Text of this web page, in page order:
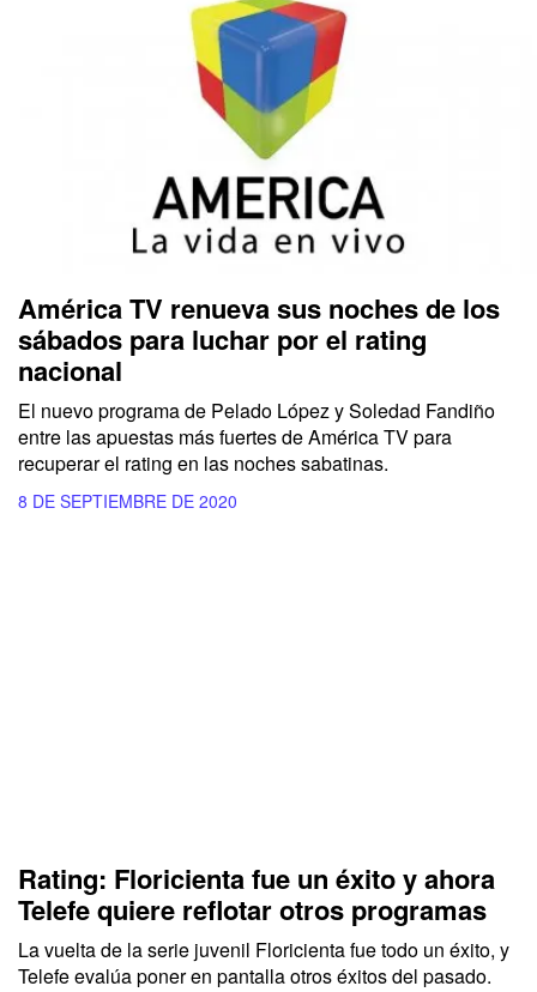
América TV renueva sus noches de los
sábados para luchar por el rating
nacional
El nuevo programa de Pelado López y Soledad Fandiño
entre las apuestas más fuertes de América TV para
recuperar el rating en las noches sabatinas.
8 DE SEPTIEMBRE DE 2020
Rating: Floricienta fue un éxito y ahora
Telefe quiere reflotar otros programas
La vuelta de la serie juvenil Floricienta fue todo un éxito, y
Telefe evalúa poner en pantalla otros éxitos del pasado.